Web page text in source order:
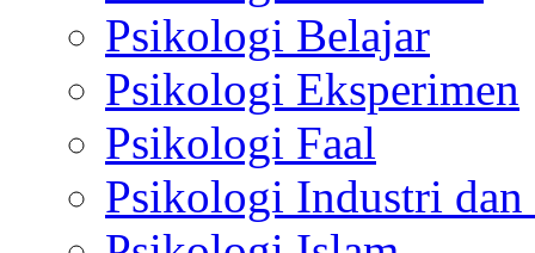
Psikologi Belajar
Psikologi Eksperimen
Psikologi Faal
Psikologi Industri dan